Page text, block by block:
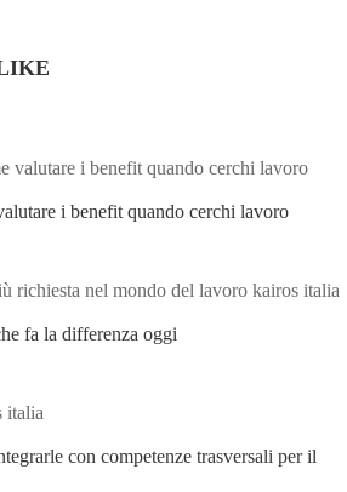
i benefit quando cerchi lavoro
fa la differenza oggi
con competenze trasversali per il